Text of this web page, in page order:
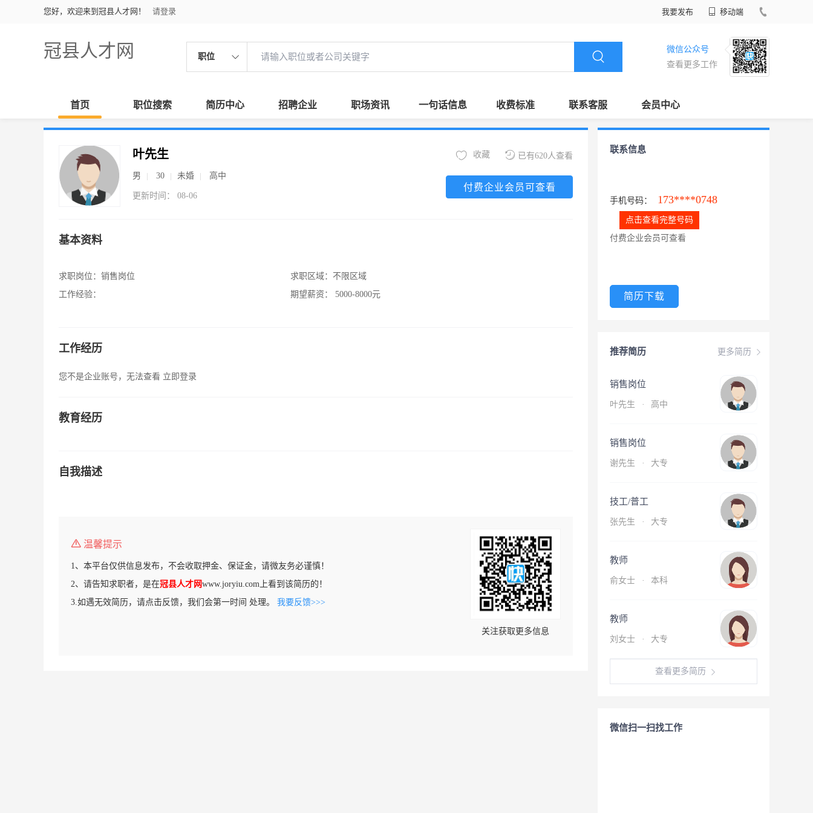
您好，欢迎来到冠县人才网！ 请登录 我要发布 移动端
冠县人才网 职位
微信公众号
查看更多工作
首页 职位搜索 简历中心 招聘企业 职场资讯 一句话信息 收费标准 联系客服 会员中心
叶先生
男 30 未婚 高中
更新时间： 08-06
已有620人查看
收藏
付费企业会员可查看
基本资料
求职岗位： 销售岗位
工作经验：
求职区域： 不限区域
期望薪资：
5000-8000元
工作经历
您不是企业账号，无法查看 立即登录
教育经历
自我描述
温馨提示
1、本平台仅供信息发布，不会收取押金、保证金，请微友务必谨慎！
2、请告知求职者，是在冠县人才网www.joryiu.com上看到该简历的！
3.如遇无效简历，请点击反馈，我们会第一时间 处理。 我要反馈>>>
关注获取更多信息
联系信息
手机号码： 173****0748
点击查看完整号码
付费企业会员可查看
简历下载
更多简历
推荐简历
销售岗位
叶先生 · 高中
销售岗位
谢先生 · 大专
技工/普工
张先生 · 大专
教师
俞女士 · 本科
教师
刘女士 · 大专
查看更多简历
微信扫一扫找工作